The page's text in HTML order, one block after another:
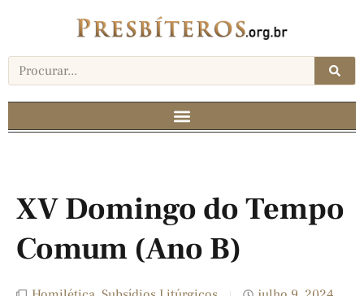
XV Domingo do Tempo
Comum (Ano B)